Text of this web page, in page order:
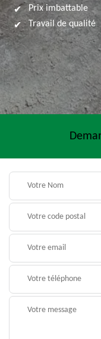
Prix imbattable
Travail de qualité